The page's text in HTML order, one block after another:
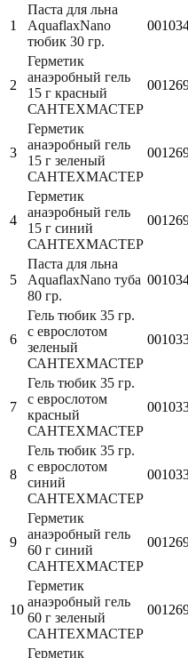
1
Паста для льна
AquaflaxNano
тюбик 30 гр.
2
Герметик
анаэробный гель
15 г красный
САНТЕХМАСТЕР
3
Герметик
анаэробный гель
15 г зеленый
САНТЕХМАСТЕР
4
Герметик
анаэробный гель
15 г синий
САНТЕХМАСТЕР
5
Паста для льна
AquaflaxNano туба
80 гр.
6
Гель тюбик 35 гр.
с еврослотом
зеленый
САНТЕХМАСТЕР
7
Гель тюбик 35 гр.
с еврослотом
красный
САНТЕХМАСТЕР
8
Гель тюбик 35 гр.
с еврослотом
синий
САНТЕХМАСТЕР
9
Герметик
анаэробный гель
60 г синий
САНТЕХМАСТЕР
10
Герметик
анаэробный гель
60 г зеленый
САНТЕХМАСТЕР
Герметик